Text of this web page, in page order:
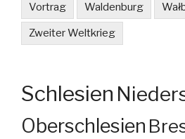
Vortrag Waldenburg
Zweiter Weltkrieg
Schlesien
Oberschlesien